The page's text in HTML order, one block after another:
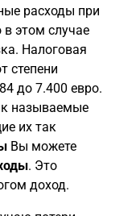
расходы при
этом случае
Налоговая
степени
до 7.400 евро.
называемые
их так
Вы можете
. Это
доход.